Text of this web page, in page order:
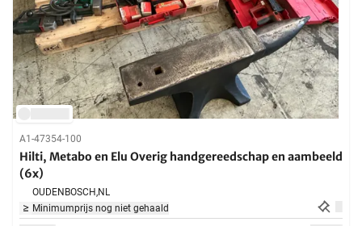
A1-47354-100
Hilti, Metabo en Elu Overig handgereedschap en aambeeld
(6x)
OUDENBOSCH,NL
Minimumprijs nog niet gehaald